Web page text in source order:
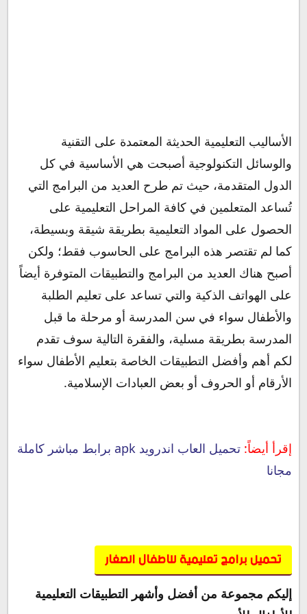
الأساليب التعليمية الحديثة المعتمدة على التقنية
والوسائل التكنولوجية أصبحت هي الأساسية في كل
الدول المتقدمة، حيث تم طرح العديد من البرامج التي
تُساعد المتعلمين في كافة المراحل التعليمية على
الحصول على المواد التعليمية بطريقة شيقة وبسيطة،
كما لم تقتصر هذه البرامج على الحاسوب فقط؛ ولكن
أصبح هناك العديد من البرامج والتطبيقات المتوفرة أيضاً
على الهواتف الذكية والتي تساعد على تعليم الطلبة
والأطفال سواء في سن المدرسة أو مرحلة ما قبل
المدرسة بطريقة مسلية، والفقرة التالية سوف تقدم
لكم أهم وأفضل التطبيقات الخاصة بتعليم الأطفال سواء
الأرقام أو الحروف أو بعض العبادات الإسلامية.
إقرأ أيضاً:
تحميل العاب اندرويد apk برابط مباشر كاملة
مجانا
تحميل برامج تعليمية للاطفال الصغار
إليكم مجموعة من أفضل وأشهر التطبيقات التعليمية